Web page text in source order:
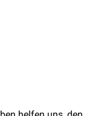
der